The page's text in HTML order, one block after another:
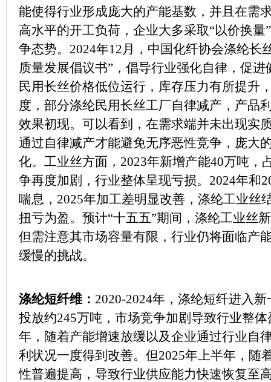
能使得行业形成庞大的产能基数，并且在需
高水平的开工负荷，企业大多采取“以价换量
争态势。2024年12月，中国化纤协会涤纶长
质量发展倡议书”，倡导行业强化自律，促
民用长丝价格低位运行，库存压力有所提升
度，部分涤纶民用长丝工厂自律减产，产品
效果初现。可以看到，在需求端并未出现实
通过自律减产才能避免无序恶性竞争，庞大
化。工业丝方面，2023年新增产能40万吨，
争再度加剧，行业整体呈现亏损。2024年和
喘息，2025年加工差明显改善，涤纶工业丝
扭亏为盈。预计“十五五”期间，涤纶工业丝
但需注意其市场容量有限，行业仍将面临产
缓慢的挑战。
涤纶短纤维： 2020-2024年，涤纶短纤进入
投放约245万吨，市场竞争加剧导致行业整
年，随着产能增速放缓以及企业通过行业自
利状况一度得到改善。但2025年上半年，随
性普遍提高，导致行业供应能力快速恢复至